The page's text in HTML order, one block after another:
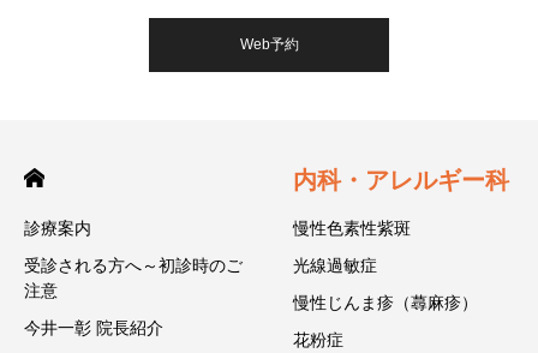
Web予約
診療案内
受診される方へ～初診時のご
注意
今井一彰 院長紹介
内科・アレルギー科
慢性色素性紫斑
光線過敏症
慢性じんま疹（蕁麻疹）
花粉症